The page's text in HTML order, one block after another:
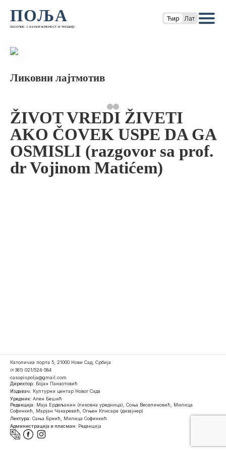
ПОЉА
часопис за књижевност и теорију
Ћир Лат
Ликовни лајтмотив
ŽIVOT VREDI ŽIVETI
AKO ČOVEK USPE DA GA
OSMISLI (razgovor sa prof.
dr Vojinom Matićem)
Католичка порта 5, 21000 Нови Сад, Србија
(+381) 021/524-584
casopispolja@gmail.com
Директор: Бојан Панаотовић
Издавач: Културни центар Новог Сада
Уредник: Ален Бешић
Редакција: Маја Ердељанин (ликовна уредница), Соња Веселиновић, Милица
Софинкић, Марјан Чакаревић, Огњен Клисара (дизајнер)
Лектура: Сања Бркић, Милица Софинкић
Администрација и пласман: Редакција